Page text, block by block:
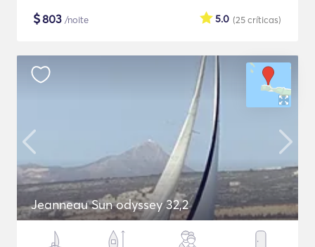
$803 /noite (25críticas)
5.0
Jeanneau Sun odyssey 32,2